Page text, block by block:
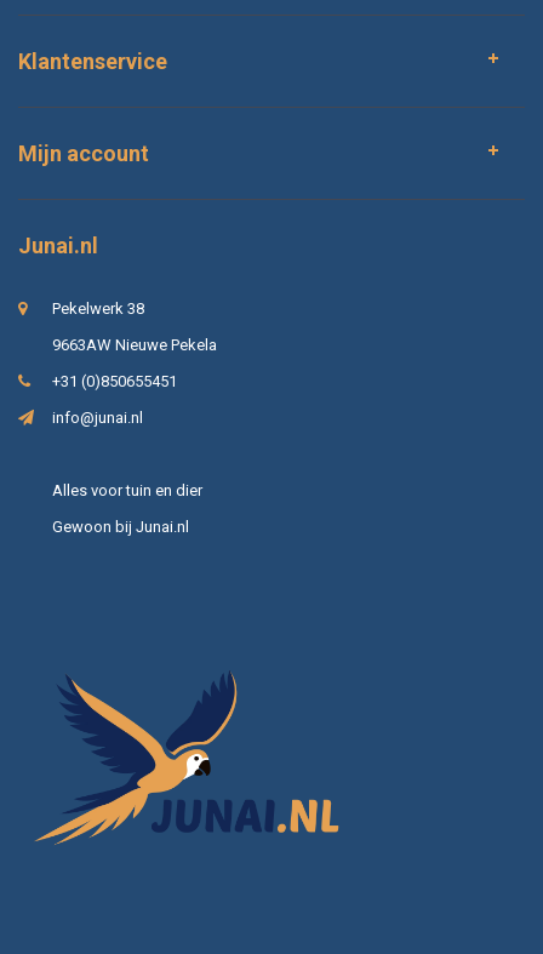
Klantenservice
Mijn account
Junai.nl
Pekelwerk 38
9663AW Nieuwe Pekela
+31 (0)850655451
info@junai.nl
Alles voor tuin en dier
Gewoon bij Junai.nl